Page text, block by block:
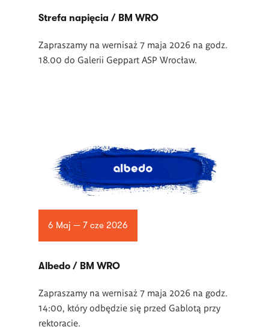
Strefa napięcia / BM WRO
Zapraszamy na wernisaż 7 maja 2026 na godz.
18.00 do Galerii Geppart ASP Wrocław.
6 Maj — 7 cze 2026
Albedo / BM WRO
Zapraszamy na wernisaż 7 maja 2026 na godz.
14:00, który odbędzie się przed Gablotą przy
rektoracie.